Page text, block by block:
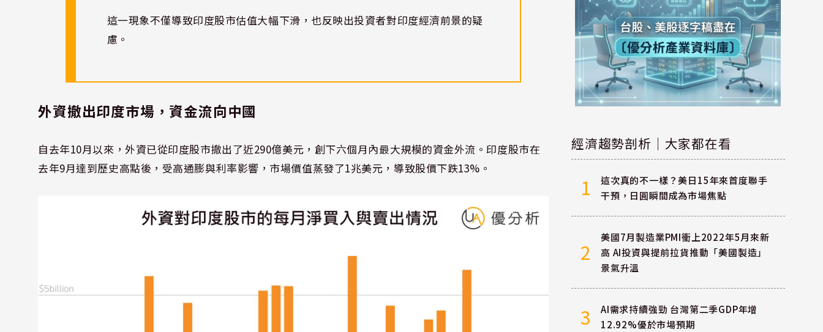
這一現象不僅導致印度股市估值大幅下滑，也反映出投資者對印度經濟前景的疑
慮。
外資撤出印度市場，資金流向中國
自去年10月以來，外資已從印度股市撤出了近290億美元，創下六個月內最大規模的資金外流。印度股市在
去年9月達到歷史高點後，受高通膨與利率影響，市場價值蒸發了1兆美元，導致股價下跌13%。
經濟趨勢剖析｜大家都在看
1
這次真的不一樣？美日15年來首度聯手
干預，日圓瞬間成為市場焦點
2
美國7月製造業PMI衝上2022年5月來新
高 AI投資與提前拉貨推動「美國製造」
景氣升溫
3
AI需求持續強勁 台灣第二季GDP年增
12.92%優於市場預期